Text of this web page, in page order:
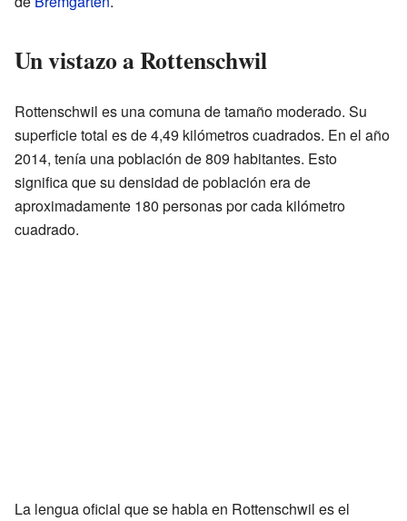
Un vistazo a Rottenschwil
Rottenschwil es una comuna de tamaño moderado. Su
superficie total es de 4,49 kilómetros cuadrados. En el año
2014, tenía una población de 809 habitantes. Esto
significa que su densidad de población era de
aproximadamente 180 personas por cada kilómetro
cuadrado.
La lengua oficial que se habla en Rottenschwil es el